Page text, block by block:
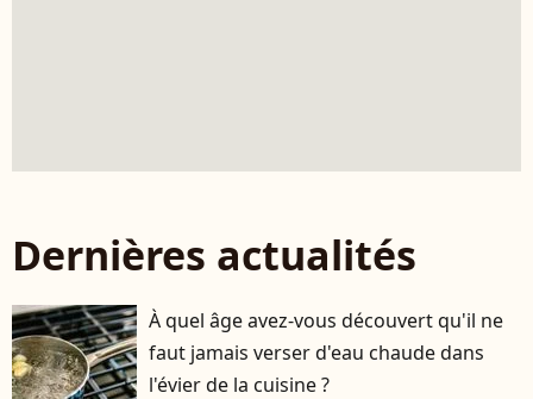
Dernières actualités
À quel âge avez-vous découvert qu'il ne
faut jamais verser d'eau chaude dans
l'évier de la cuisine ?